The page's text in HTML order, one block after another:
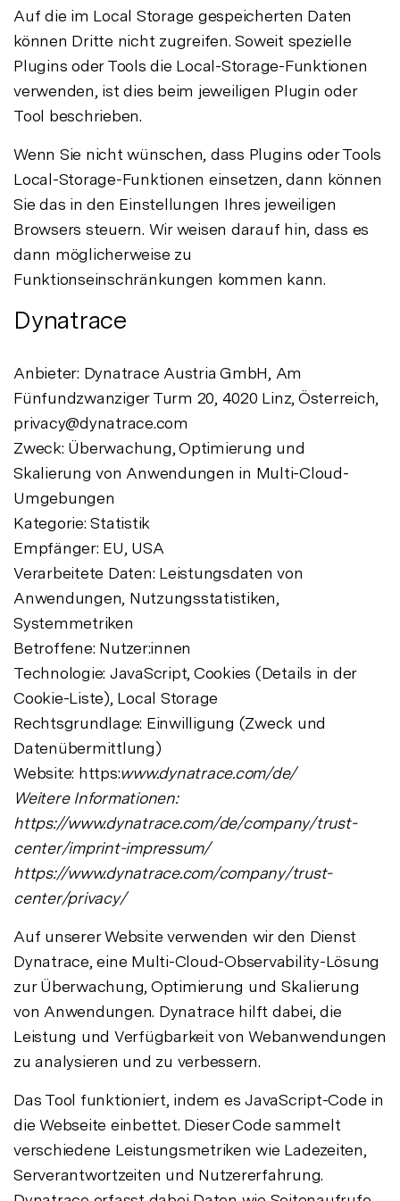
Auf die im Local Storage gespeicherten Daten
können Dritte nicht zugreifen. Soweit spezielle
Plugins oder Tools die Local-Storage-Funktionen
verwenden, ist dies beim jeweiligen Plugin oder
Tool beschrieben.
Wenn Sie nicht wünschen, dass Plugins oder Tools
Local-Storage-Funktionen einsetzen, dann können
Sie das in den Einstellungen Ihres jeweiligen
Browsers steuern. Wir weisen darauf hin, dass es
dann möglicherweise zu
Funktionseinschränkungen kommen kann.
Dynatrace
Anbieter: Dynatrace Austria GmbH, Am
Fünfundzwanziger Turm 20, 4020 Linz, Österreich,
privacy@dynatrace.com
Zweck: Überwachung, Optimierung und
Skalierung von Anwendungen in Multi-Cloud-
Umgebungen
Kategorie: Statistik
Empfänger: EU, USA
Verarbeitete Daten: Leistungsdaten von
Anwendungen, Nutzungsstatistiken,
Systemmetriken
Betroffene: Nutzer:innen
Technologie: JavaScript, Cookies (Details in der
Cookie-Liste), Local Storage
Rechtsgrundlage: Einwilligung (Zweck und
Datenübermittlung)
Website: https:www.dynatrace.com/de/
Weitere Informationen:
https://www.dynatrace.com/de/company/trust-
center/imprint-impressum/
https://www.dynatrace.com/company/trust-
center/privacy/
Auf unserer Website verwenden wir den Dienst
Dynatrace, eine Multi-Cloud-Observability-Lösung
zur Überwachung, Optimierung und Skalierung
von Anwendungen. Dynatrace hilft dabei, die
Leistung und Verfügbarkeit von Webanwendungen
zu analysieren und zu verbessern.
Das Tool funktioniert, indem es JavaScript-Code in
die Webseite einbettet. Dieser Code sammelt
verschiedene Leistungsmetriken wie Ladezeiten,
Serverantwortzeiten und Nutzererfahrung.